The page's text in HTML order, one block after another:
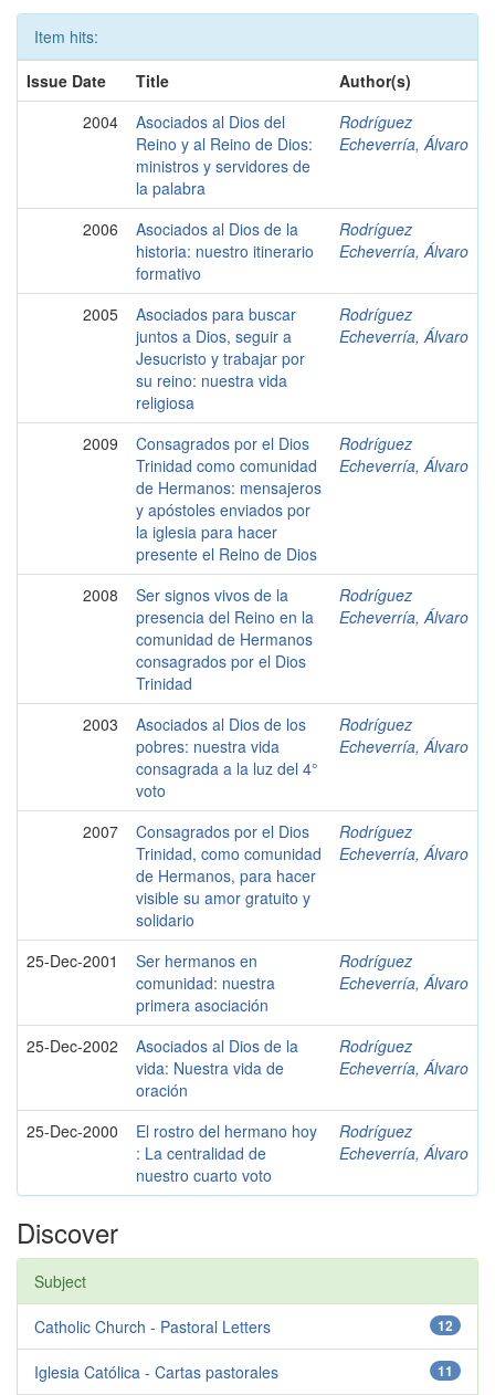
Item hits:
Issue Date
Title
Author(s)
2004
Asociados al Dios del
Reino y al Reino de Dios:
ministros y servidores de
la palabra
Rodríguez
Echeverría, Álvaro
2006
Asociados al Dios de la
historia: nuestro itinerario
formativo
Rodríguez
Echeverría, Álvaro
2005
Asociados para buscar
juntos a Dios, seguir a
Jesucristo y trabajar por
su reino: nuestra vida
religiosa
Rodríguez
Echeverría, Álvaro
2009
Consagrados por el Dios
Trinidad como comunidad
de Hermanos: mensajeros
y apóstoles enviados por
la iglesia para hacer
presente el Reino de Dios
Rodríguez
Echeverría, Álvaro
2008
Ser signos vivos de la
presencia del Reino en la
comunidad de Hermanos
consagrados por el Dios
Trinidad
Rodríguez
Echeverría, Álvaro
2003
Asociados al Dios de los
pobres: nuestra vida
consagrada a la luz del 4°
voto
Rodríguez
Echeverría, Álvaro
2007
Consagrados por el Dios
Trinidad, como comunidad
de Hermanos, para hacer
visible su amor gratuito y
solidario
Rodríguez
Echeverría, Álvaro
25-Dec-2001
Ser hermanos en
comunidad: nuestra
primera asociación
Rodríguez
Echeverría, Álvaro
25-Dec-2002
Asociados al Dios de la
vida: Nuestra vida de
oración
Rodríguez
Echeverría, Álvaro
25-Dec-2000
El rostro del hermano hoy
: La centralidad de
nuestro cuarto voto
Rodríguez
Echeverría, Álvaro
Discover
Subject
12
Catholic Church - Pastoral Letters
11
Iglesia Católica - Cartas pastorales